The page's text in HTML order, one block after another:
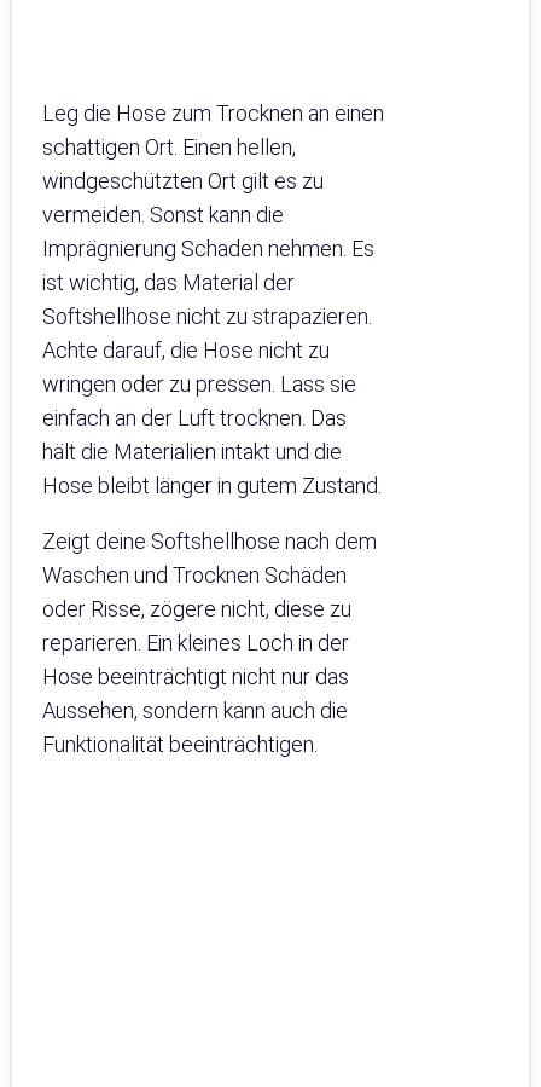
Leg die Hose zum Trocknen an einen
schattigen Ort. Einen hellen,
windgeschützten Ort gilt es zu
vermeiden. Sonst kann die
Imprägnierung Schaden nehmen. Es
ist wichtig, das Material der
Softshellhose nicht zu strapazieren.
Achte darauf, die Hose nicht zu
wringen oder zu pressen. Lass sie
einfach an der Luft trocknen. Das
hält die Materialien intakt und die
Hose bleibt länger in gutem Zustand.
Zeigt deine Softshellhose nach dem
Waschen und Trocknen Schäden
oder Risse, zögere nicht, diese zu
reparieren. Ein kleines Loch in der
Hose beeinträchtigt nicht nur das
Aussehen, sondern kann auch die
Funktionalität beeinträchtigen.